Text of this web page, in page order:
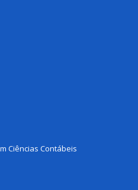
Ciências Contábeis